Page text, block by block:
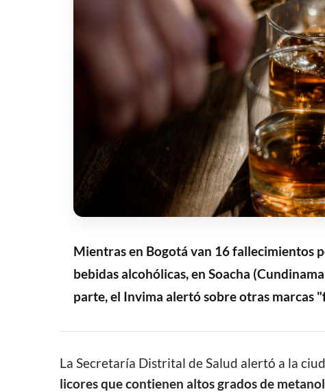
Mientras en Bogotá van 16 fallecimientos
bebidas alcohólicas, en Soacha
parte, el Invima alertó sobre otras marcas
CONTENIDO
La Secretaría Distrital de Salud alertó a la
licores que contienen altos grados de